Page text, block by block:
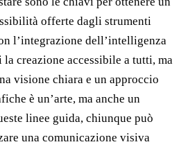
offerte dagli strumenti
l’integrazione dell’intelligenza
creazione accessibile a tutti, ma
visione chiara e un approccio
è un’arte, ma anche un
linee guida, chiunque può
una comunicazione visiva